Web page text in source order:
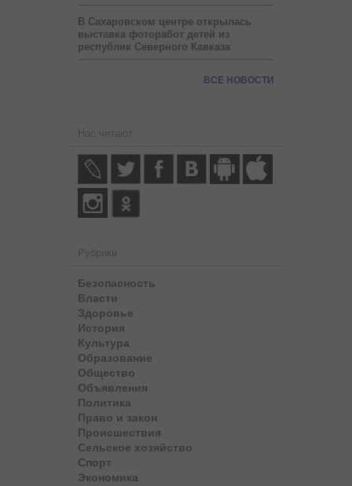
В Сахаровском центре открылась
выставка фоторабот детей из
республик Северного Кавказа
ВСЕ НОВОСТИ
Нас читают
Рубрики
Безопасность
Власти
Здоровье
История
Культура
Образование
Общество
Объявления
Политика
Право и закон
Происшествия
Сельское хозяйство
Спорт
Экономика